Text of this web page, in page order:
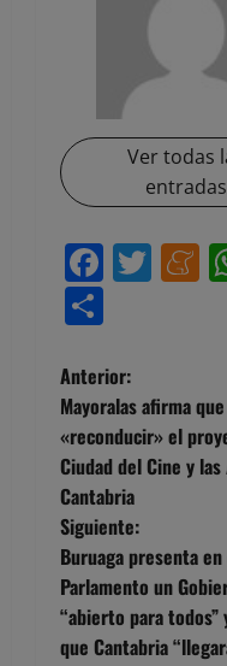
Ver todas
entradas
N
a
v
e
g
a
Anterior:
Mayoralas afirma
«reconducir» el
Ciudad del Cine y
Cantabria
Siguiente:
Buruaga presenta
Parlamento un
“abierto para todos”
que Cantabria